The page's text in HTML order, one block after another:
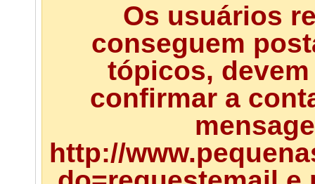
Os usuários
conseguem
tópicos,
confirmar a
http://